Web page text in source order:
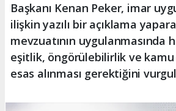
Başkanı Kenan Peker, imar
ilişkin yazılı bir açıklama
mevzuatının uygulanmasında
eşitlik, öngörülebilirlik ve kamu
esas alınması gerektiğini